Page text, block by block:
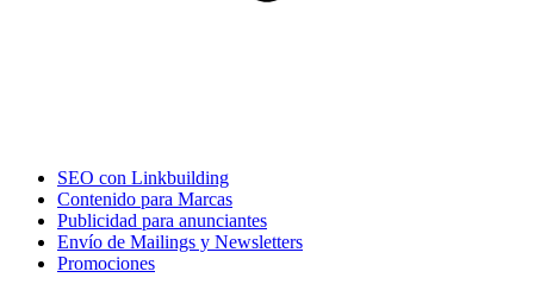
SEO con Linkbuilding
Contenido para Marcas
Publicidad para anunciantes
Envío de Mailings y Newsletters
Promociones